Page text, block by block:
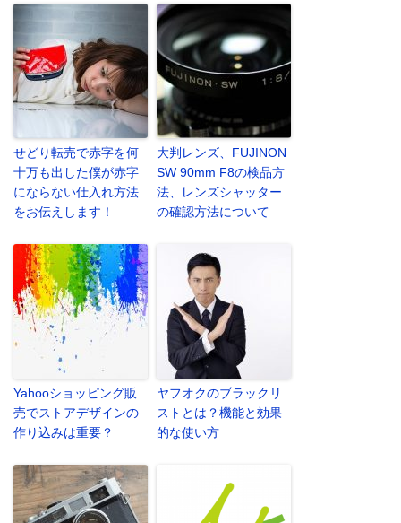
せどり転売で赤字を何
十万も出した僕が赤字
にならない仕入れ方法
をお伝えします！
大判レンズ、FUJINON
SW 90mm F8の検品方
法、レンズシャッター
の確認方法について
Yahooショッピング販
売でストアデザインの
作り込みは重要？
ヤフオクのブラックリ
ストとは？機能と効果
的な使い方